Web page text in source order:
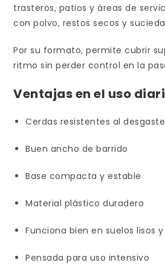
trasteros, patios y áreas de
con polvo, restos secos y
Por su formato, permite cubrir
ritmo sin perder control en la
Ventajas en el uso
Cerdas resistentes al desgaste
Buen ancho de barrido
Base compacta y estable
Material plástico duradero
Funciona bien en suelos lisos
Pensada para uso intensivo